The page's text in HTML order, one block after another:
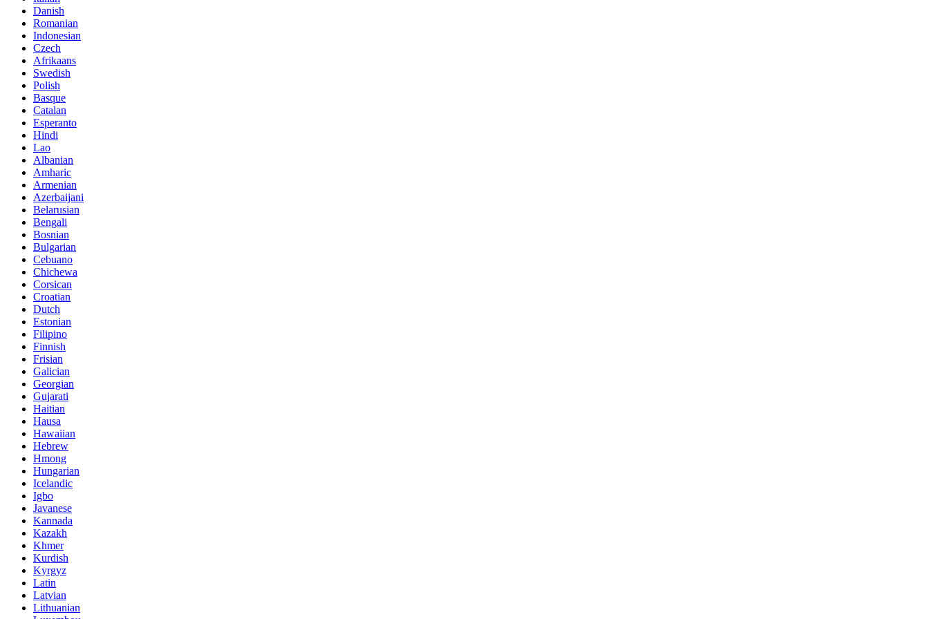
Danish
Romanian
Indonesian
Czech
Afrikaans
Swedish
Polish
Basque
Catalan
Esperanto
Hindi
Lao
Albanian
Amharic
Armenian
Azerbaijani
Belarusian
Bengali
Bosnian
Bulgarian
Cebuano
Chichewa
Corsican
Croatian
Dutch
Estonian
Filipino
Finnish
Frisian
Galician
Georgian
Gujarati
Haitian
Hausa
Hawaiian
Hebrew
Hmong
Hungarian
Icelandic
Igbo
Javanese
Kannada
Kazakh
Khmer
Kurdish
Kyrgyz
Latin
Latvian
Lithuanian